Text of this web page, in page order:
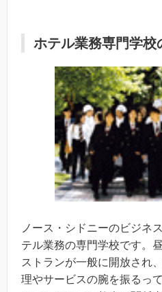
ホテル業務専門学校
ノース・シドニーのビジネ
テル業務の専門学校です。
ストランが一般に開放され
理やサービスの腕を振るっ